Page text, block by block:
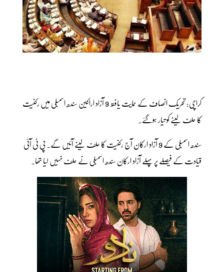
کراچی: تحریک انصاف کے حمایت یافتہ 9 آزاد اراکین سندھ اسمبلی میں رکنیت
کا حلف لینے کو تیار ہوگئے۔
سندھ اسمبلی کے 9 آزاد ارکان آج رکنیت کا حلف لینے آئیں گے۔ پی ٹی آئی
قیادت کے فیصلے پر پہلے آزاد ارکان سندھ اسمبلی نے حلف نہیں لیا تھا۔